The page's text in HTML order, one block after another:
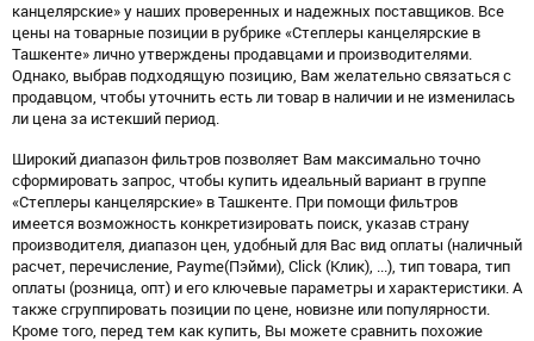
канцелярские» у наших проверенных и надежных поставщиков. Все
цены на товарные позиции в рубрике «Степлеры канцелярские в
Ташкенте» лично утверждены продавцами и производителями.
Однако, выбрав подходящую позицию, Вам желательно связаться с
продавцом, чтобы уточнить есть ли товар в наличии и не изменилась
ли цена за истекший период.
Широкий диапазон фильтров позволяет Вам максимально точно
сформировать запрос, чтобы купить идеальный вариант в группе
«Степлеры канцелярские» в Ташкенте. При помощи фильтров
имеется возможность конкретизировать поиск, указав страну
производителя, диапазон цен, удобный для Вас вид оплаты (наличный
расчет, перечисление, Payme(Пэйми), Click (Клик), ...), тип товара, тип
оплаты (розница, опт) и его ключевые параметры и характеристики. А
также сгруппировать позиции по цене, новизне или популярности.
Кроме того, перед тем как купить, Вы можете сравнить похожие